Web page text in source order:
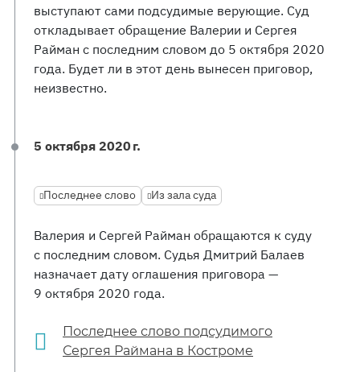
выступают сами подсудимые верующие. Суд
откладывает обращение Валерии и Сергея
Райман с последним словом до 5 октября 2020
года. Будет ли в этот день вынесен приговор,
неизвестно.
5 октября 2020 г.
Последнее слово Из зала суда
Валерия и Сергей Райман обращаются к суду
с последним словом. Судья Дмитрий Балаев
назначает дату оглашения приговора —
9 октября 2020 года.
Последнее слово подсудимого
Сергея Раймана в Костроме